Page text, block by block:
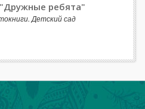
ребята"
Детский сад